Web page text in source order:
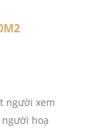
người xem
hoạ